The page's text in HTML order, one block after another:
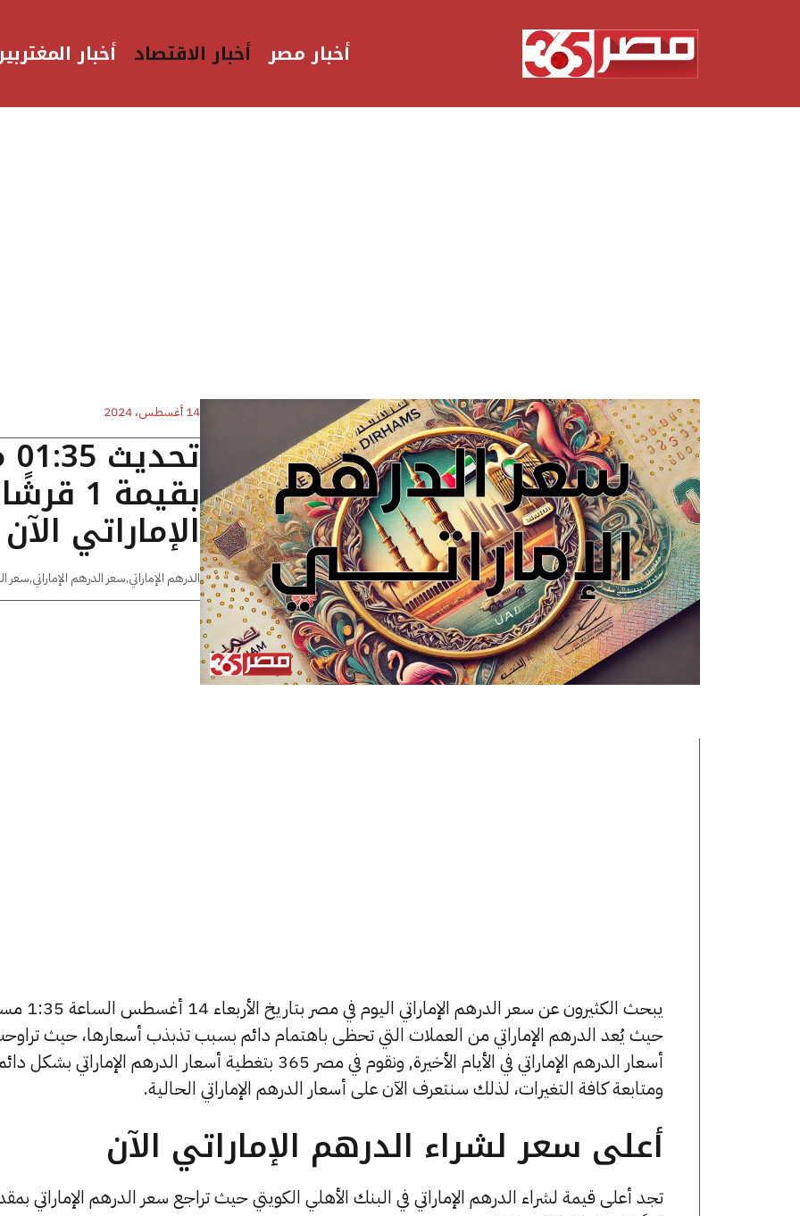
أخبار مصر أخبار الاقتصاد أخبار
14 أغسطس، 2024
الإماراتي
الدرهم الإماراتي,سعر الدرهم الإماراتي,سعر
يبحث الكثيرون عن سعر الدرهم الإماراتي
حيث يُعد الدرهم الإماراتي من العملات التي تحظى باهتمام دائم بسبب تذبذب أسعارها، حيث
أسعار الدرهم الإماراتي في الأيام الأخيرة, ونقوم في مصر 365 بتغطية أسعار الدرهم الإماراتي بشكل
ومتابعة كافة التغيرات، لذلك سنتعرف الآن على أسعار الدرهم الإماراتي الحالية.
أعلى سعر لشراء الدرهم الإماراتي الآن